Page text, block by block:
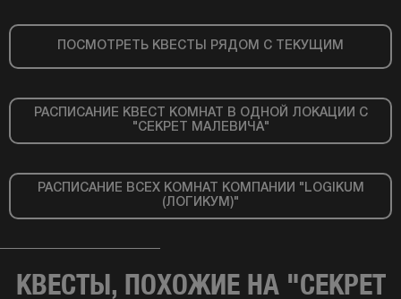
ПОСМОТРЕТЬ КВЕСТЫ РЯДОМ С ТЕКУЩИМ
РАСПИСАНИЕ КВЕСТ КОМНАТ В ОДНОЙ ЛОКАЦИИ С
"СЕКРЕТ МАЛЕВИЧА"
РАСПИСАНИЕ ВСЕХ КОМНАТ КОМПАНИИ "LOGIKUM
(ЛОГИКУМ)"
КВЕСТЫ, ПОХОЖИЕ НА "СЕКРЕТ